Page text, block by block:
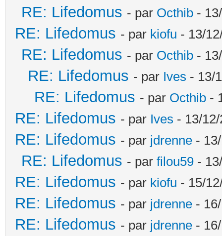
RE: Lifedomus - par Octhib -
RE: Lifedomus - par kiofu - 13/
RE: Lifedomus - par Octhib -
RE: Lifedomus - par Ives - 13/
RE: Lifedomus - par Octhib -
RE: Lifedomus - par Ives - 13/
RE: Lifedomus - par jdrenne -
RE: Lifedomus - par filou59 -
RE: Lifedomus - par kiofu - 15/
RE: Lifedomus - par jdrenne -
RE: Lifedomus - par jdrenne -